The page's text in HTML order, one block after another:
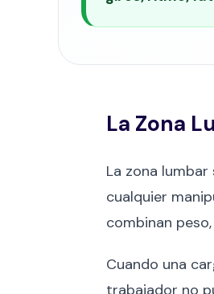
La Zona
La zona
cualquier
combinan
Cuando una
trabajador no